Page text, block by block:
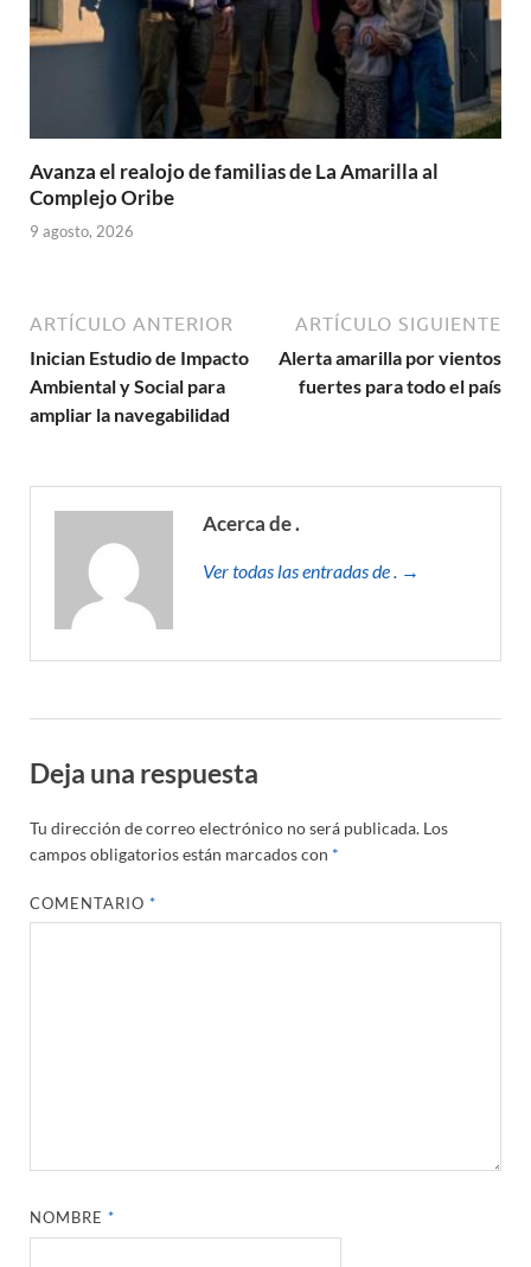
Avanza el realojo de familias de La Amarilla al
Complejo Oribe
9 agosto, 2026
ARTÍCULO ANTERIOR
Inician Estudio de Impacto
Ambiental y Social para
ampliar la navegabilidad
ARTÍCULO SIGUIENTE
Alerta amarilla por vientos
fuertes para todo el país
Acerca de .
Ver todas las entradas de . →
Deja una respuesta
Tu dirección de correo electrónico no será publicada. Los
campos obligatorios están marcados con *
COMENTARIO*
NOMBRE*